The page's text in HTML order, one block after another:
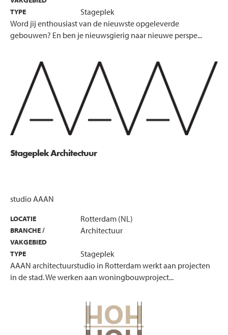
TYPE
Stageplek
Word jij enthousiast van de nieuwste opgeleverde
gebouwen? En ben je nieuwsgierig naar nieuwe perspe...
Stageplek Architectuur
studio AAAN
LOCATIE Rotterdam (NL)
BRANCHE /
VAKGEBIED
Architectuur
TYPE
Stageplek
AAAN architectuurstudio in Rotterdam werkt aan projecten
in de stad. We werken aan woningbouwproject...